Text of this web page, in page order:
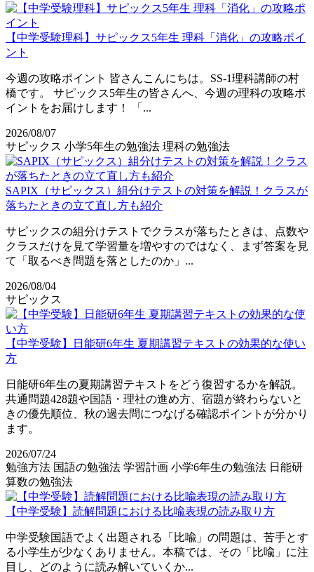
【中学受験理科】サピックス5年生 理科「消化」の攻略ポイ
ント
今週の攻略ポイント 皆さんこんにちは。SS-1理科講師の村
橋です。 サピックス5年生の皆さんへ、今週の理科の攻略ポ
イントをお届けします！ 「...
2026/08/07
サピックス 小学5年生の勉強法 理科の勉強法
SAPIX（サピックス）組分けテストの対策を解説！クラスが
落ちたときの立て直し方も紹介
サピックスの組分けテストでクラスが落ちたときは、点数や
クラスだけを見て学習量を増やすのではなく、まず答案を見
て「取るべき問題を落としたのか」...
2026/08/04
サピックス
【中学受験】日能研6年生 夏期講習テキストの効果的な使い
方
日能研6年生の夏期講習テキストをどう復習するかを解説。
共通問題428題や国語・理社の進め方、宿題が終わらないと
きの優先順位、秋の過去問につなげる確認ポイントが分かり
ます。
2026/07/24
勉強方法 国語の勉強法 学習計画 小学6年生の勉強法 日能研
算数の勉強法
【中学受験】読解問題における比喩表現の読み取り方
中学受験国語でよく出題される「比喩」の問題は、苦手とす
る小学生が少なくありません。本稿では、その「比喩」に注
目し、どのように読み解いていくか...